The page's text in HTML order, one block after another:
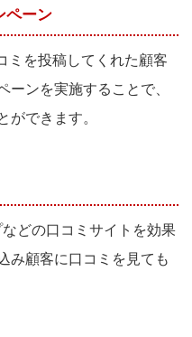
ペーン
ミを投稿してくれた顧客
ンを実施することで、
できます。
どの口コミサイトを効果
み顧客に口コミを見ても